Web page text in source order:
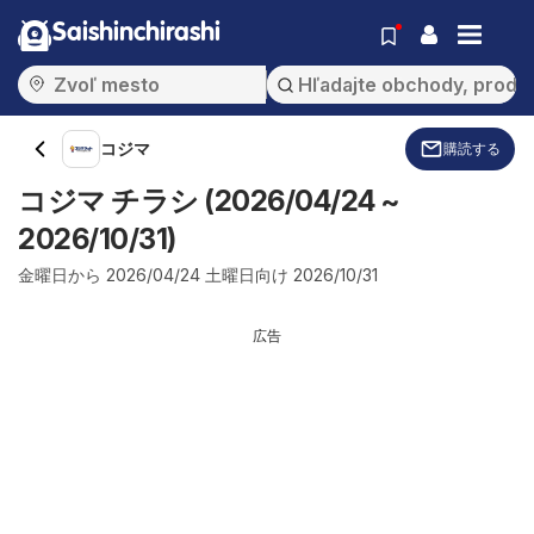
Saishinchirashi
コジマ 購読する
コジマ チラシ (2026/04/24 ~
2026/10/31)
金曜日から 2026/04/24 土曜日向け 2026/10/31
広告